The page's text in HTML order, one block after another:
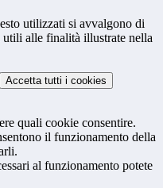
utilizzati si avvalgono di
utili alle finalità illustrate nella
Accetta tutti i cookies
quali cookie consentire.
il funzionamento della
al funzionamento potete